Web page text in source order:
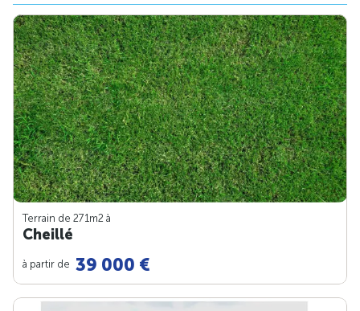
Terrain de 271m2 à
Cheillé
à partir de 39 000 €